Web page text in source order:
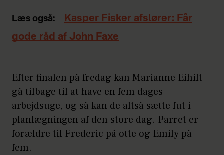
Læs også:
Kasper Fisker afslører: Får
gode råd af John Faxe
Efter finalen på fredag kan Marianne Eihilt
gå tilbage til at have en fem dages
arbejdsuge, og så kan de altså sætte fut i
planlægningen af den store dag. Parret er
forældre til Frederic på otte og Emily på
fem.